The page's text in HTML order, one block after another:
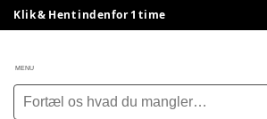
Klik & Hent indenfor 1 time
MENU